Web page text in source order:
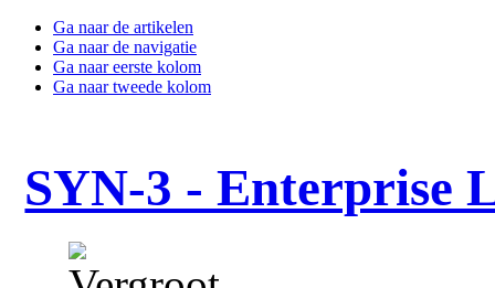
Ga naar de artikelen
Ga naar de navigatie
Ga naar eerste kolom
Ga naar tweede kolom
SYN-3 - Enterprise